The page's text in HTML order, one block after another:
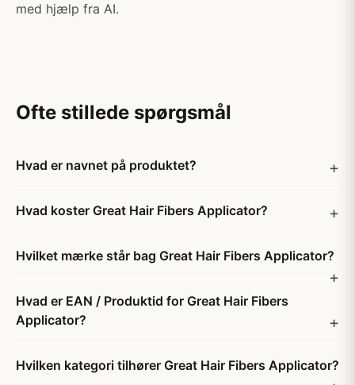
med hjælp fra AI.
Ofte stillede spørgsmål
Hvad er navnet på produktet?
Hvad koster Great Hair Fibers Applicator?
Hvilket mærke står bag Great Hair Fibers Applicator?
Hvad er EAN / Produktid for Great Hair Fibers
Applicator?
Hvilken kategori tilhører Great Hair Fibers Applicator?